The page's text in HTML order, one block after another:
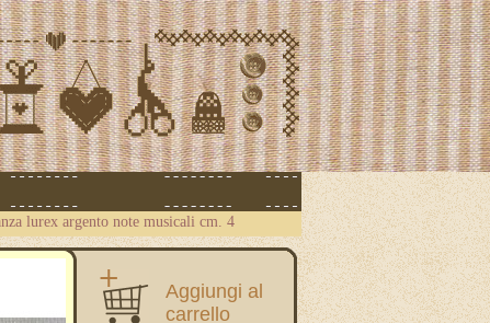
lurex argento note musicali cm. 4
Aggiungi al
carrello